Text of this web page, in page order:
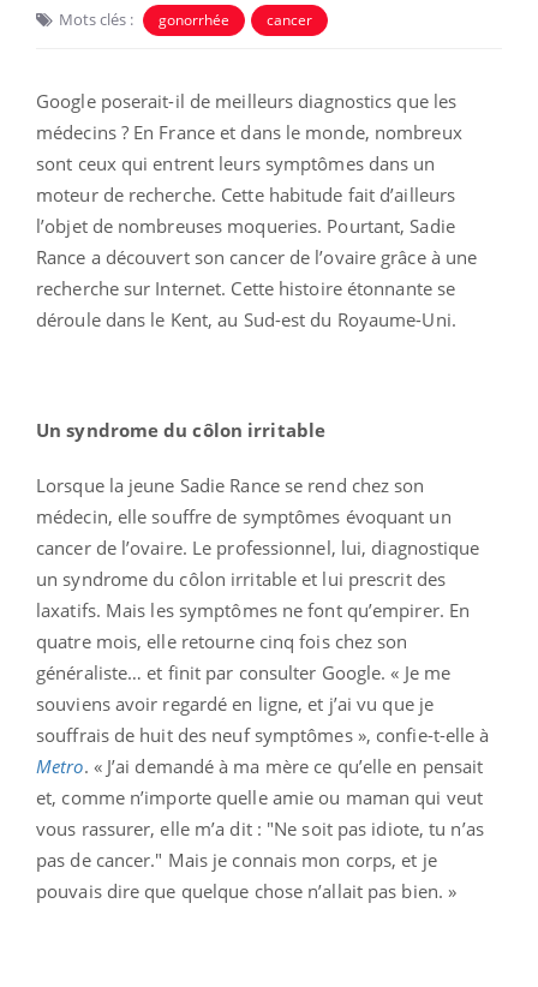
Mots clés : gonorrhée cancer
Google poserait-il de meilleurs diagnostics que les
médecins ? En France et dans le monde, nombreux
sont ceux qui entrent leurs symptômes dans un
moteur de recherche. Cette habitude fait d’ailleurs
l’objet de nombreuses moqueries. Pourtant, Sadie
Rance a découvert son cancer de l’ovaire grâce à une
recherche sur Internet. Cette histoire étonnante se
déroule dans le Kent, au Sud-est du Royaume-Uni.
Un syndrome du côlon irritable
Lorsque la jeune Sadie Rance se rend chez son
médecin, elle souffre de symptômes évoquant un
cancer de l’ovaire. Le professionnel, lui, diagnostique
un syndrome du côlon irritable et lui prescrit des
laxatifs. Mais les symptômes ne font qu’empirer. En
quatre mois, elle retourne cinq fois chez son
généraliste… et finit par consulter Google. « Je me
souviens avoir regardé en ligne, et j’ai vu que je
souffrais de huit des neuf symptômes », confie-t-elle à
Metro. « J’ai demandé à ma mère ce qu’elle en pensait
et, comme n’importe quelle amie ou maman qui veut
vous rassurer, elle m’a dit : "Ne soit pas idiote, tu n’as
pas de cancer." Mais je connais mon corps, et je
pouvais dire que quelque chose n’allait pas bien. »